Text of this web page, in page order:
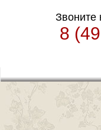
Звоните
8